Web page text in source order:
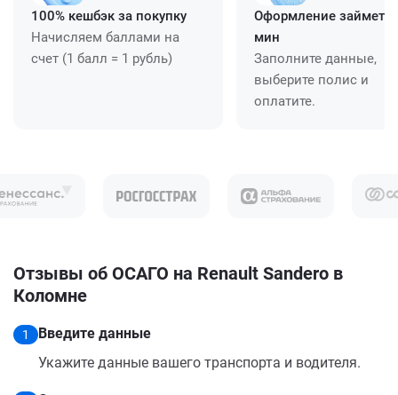
100% кешбэк за покупку
Начисляем баллами на
счет (1 балл = 1 рубль)
Оформление займет
мин
Заполните данные,
выберите полис и
оплатите.
Отзывы об ОСАГО на Renault Sandero в
Коломне
1
Введите данные
Укажите данные вашего транспорта и водителя.